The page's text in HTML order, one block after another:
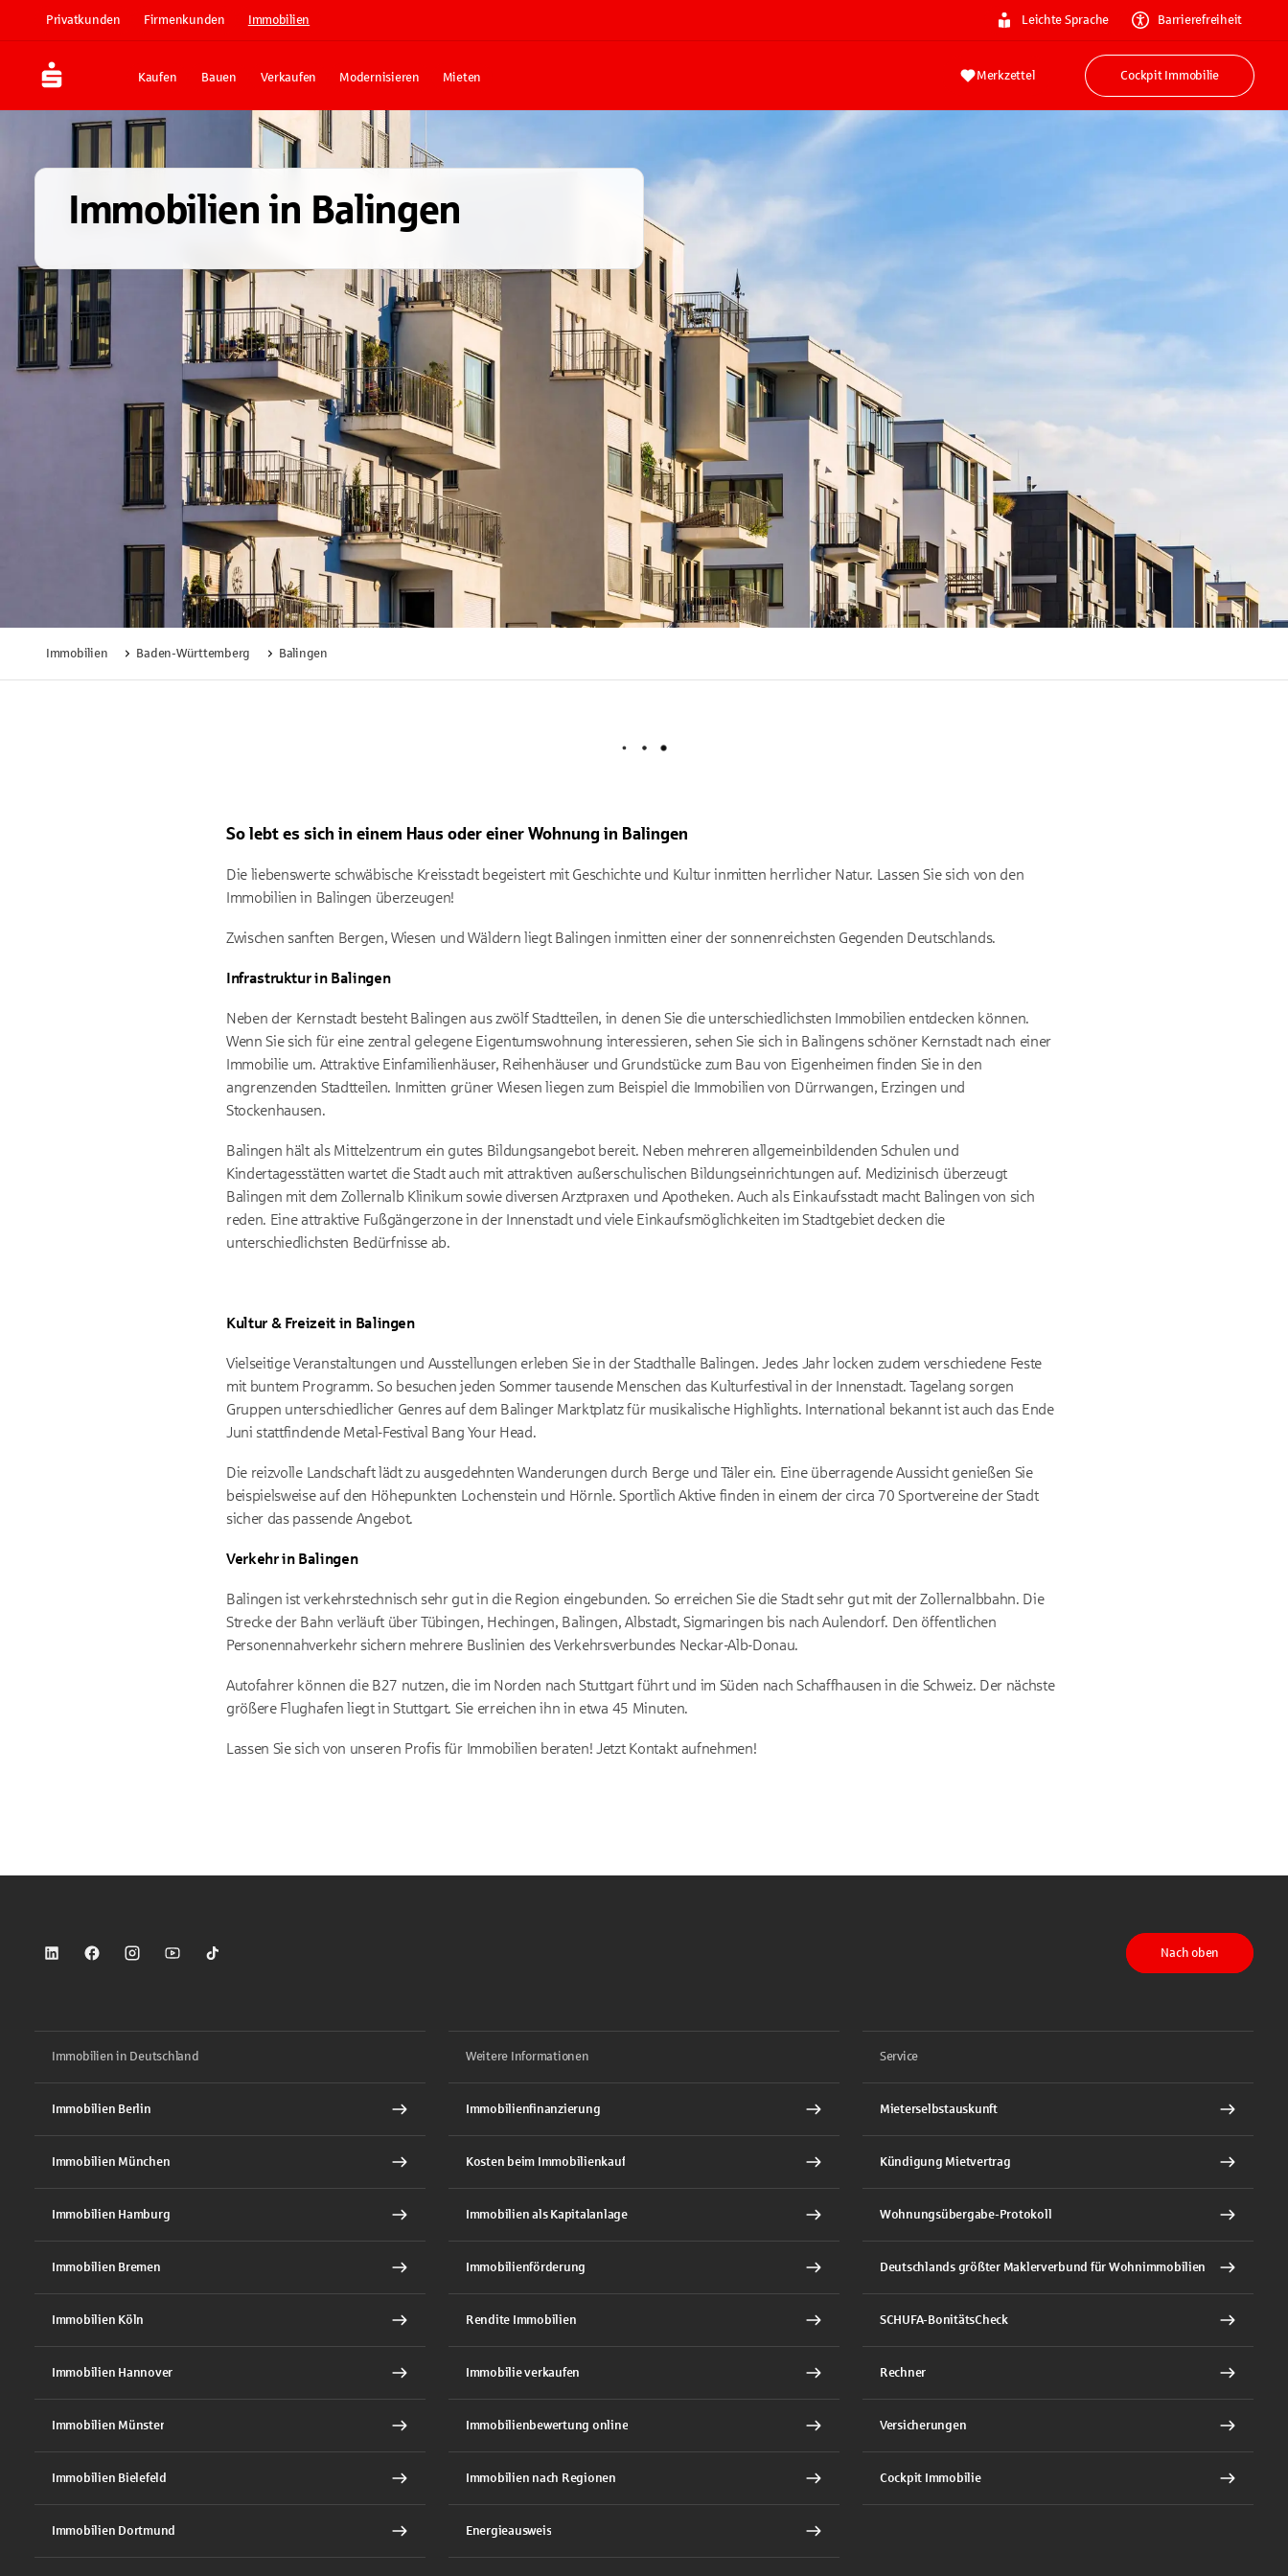
Privatkunden Firmenkunden Immobilien Leichte Sprache Barrierefreiheit
Kaufen Bauen Verkaufen Modernisieren Mieten Merkzettel Cockpit Immobilie
Immobilien in Balingen
Immobilien Baden-Württemberg Balingen
So lebt es sich in einem Haus oder einer Wohnung in Balingen
Die liebenswerte schwäbische Kreisstadt begeistert mit Geschichte und Kultur inmitten herrlicher Natur. Lassen Sie sich von den
Immobilien in Balingen überzeugen!
Zwischen sanften Bergen, Wiesen und Wäldern liegt Balingen inmitten einer der sonnenreichsten Gegenden Deutschlands.
Infrastruktur in Balingen
Neben der Kernstadt besteht Balingen aus zwölf Stadtteilen, in denen Sie die unterschiedlichsten Immobilien entdecken können.
Wenn Sie sich für eine zentral gelegene Eigentumswohnung interessieren, sehen Sie sich in Balingens schöner Kernstadt nach einer
Immobilie um. Attraktive Einfamilienhäuser, Reihenhäuser und Grundstücke zum Bau von Eigenheimen finden Sie in den
angrenzenden Stadtteilen. Inmitten grüner Wiesen liegen zum Beispiel die Immobilien von Dürrwangen, Erzingen und
Stockenhausen.
Balingen hält als Mittelzentrum ein gutes Bildungsangebot bereit. Neben mehreren allgemeinbildenden Schulen und
Kindertagesstätten wartet die Stadt auch mit attraktiven außerschulischen Bildungseinrichtungen auf. Medizinisch überzeugt
Balingen mit dem Zollernalb Klinikum sowie diversen Arztpraxen und Apotheken. Auch als Einkaufsstadt macht Balingen von sich
reden. Eine attraktive Fußgängerzone in der Innenstadt und viele Einkaufsmöglichkeiten im Stadtgebiet decken die
unterschiedlichsten Bedürfnisse ab.
Kultur & Freizeit in Balingen
Vielseitige Veranstaltungen und Ausstellungen erleben Sie in der Stadthalle Balingen. Jedes Jahr locken zudem verschiedene Feste
mit buntem Programm. So besuchen jeden Sommer tausende Menschen das Kulturfestival in der Innenstadt. Tagelang sorgen
Gruppen unterschiedlicher Genres auf dem Balinger Marktplatz für musikalische Highlights. International bekannt ist auch das Ende
Juni stattfindende Metal-Festival Bang Your Head.
Die reizvolle Landschaft lädt zu ausgedehnten Wanderungen durch Berge und Täler ein. Eine überragende Aussicht genießen Sie
beispielsweise auf den Höhepunkten Lochenstein und Hörnle. Sportlich Aktive finden in einem der circa 70 Sportvereine der Stadt
sicher das passende Angebot.
Verkehr in Balingen
Balingen ist verkehrstechnisch sehr gut in die Region eingebunden. So erreichen Sie die Stadt sehr gut mit der Zollernalbbahn. Die
Strecke der Bahn verläuft über Tübingen, Hechingen, Balingen, Albstadt, Sigmaringen bis nach Aulendorf. Den öffentlichen
Personennahverkehr sichern mehrere Buslinien des Verkehrsverbundes Neckar-Alb-Donau.
Autofahrer können die B27 nutzen, die im Norden nach Stuttgart führt und im Süden nach Schaffhausen in die Schweiz. Der nächste
größere Flughafen liegt in Stuttgart. Sie erreichen ihn in etwa 45 Minuten.
Lassen Sie sich von unseren Profis für Immobilien beraten! Jetzt Kontakt aufnehmen!
Sparkasse auf LinkedIn
Sparkasse auf Facebook
Sparkasse auf Instagram
Sparkasse auf YouTube
Sparkasse auf TikTok
Nach oben
Immobilien in Deutschland
Immobilien Berlin
Immobilien München
Immobilien Hamburg
Immobilien Bremen
Immobilien Köln
Immobilien Hannover
Immobilien Münster
Immobilien Bielefeld
Immobilien Dortmund
Weitere Informationen
Immobilienfinanzierung
Kosten beim Immobilienkauf
Immobilien als Kapitalanlage
Immobilienförderung
Rendite Immobilien
Immobilie verkaufen
Immobilienbewertung online
Immobilien nach Regionen
Energieausweis
Service
Mieterselbstauskunft
Kündigung Mietvertrag
Wohnungsübergabe-Protokoll
Deutschlands größter Maklerverbund für Wohnimmobilien
SCHUFA-BonitätsCheck
Rechner
Versicherungen
Cockpit Immobilie